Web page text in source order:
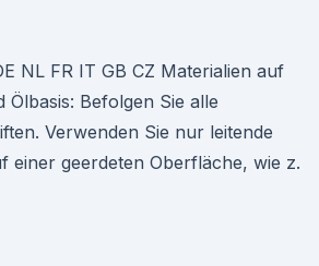
NL FR IT GB CZ Materialien auf
Ölbasis: Befolgen Sie alle
Verwenden Sie nur leitende
einer geerdeten Oberfläche, wie z.